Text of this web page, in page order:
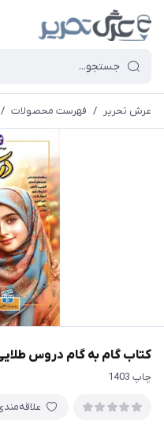
عرش تحریر / فهرست محصولات /
کتاب گام به گام دروس
چاپ 1403